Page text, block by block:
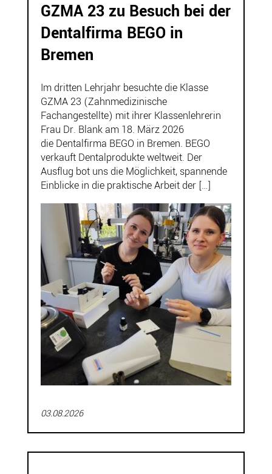
GZMA 23 zu Besuch bei der
Dentalfirma BEGO in
Bremen
Im dritten Lehrjahr besuchte die Klasse
GZMA 23 (Zahnmedizinische
Fachangestellte) mit ihrer Klassenlehrerin
Frau Dr. Blank am 18. März 2026
die Dentalfirma BEGO in Bremen. BEGO
verkauft Dentalprodukte weltweit. Der
Ausflug bot uns die Möglichkeit, spannende
Einblicke in die praktische Arbeit der […]
03.08.2026